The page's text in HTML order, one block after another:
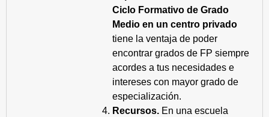
Ciclo Formativo de Grado
Medio en un centro privado
tiene la ventaja de poder
encontrar grados de FP siempre
acordes a tus necesidades e
intereses con mayor grado de
especialización.
Recursos. En una escuela